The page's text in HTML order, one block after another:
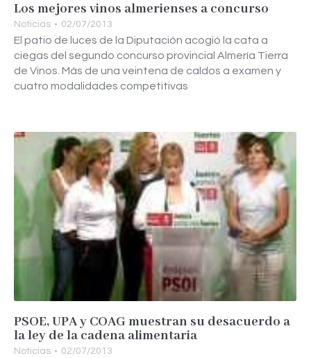
Los mejores vinos almerienses a concurso
Noticias 02/07/2013
El patio de luces de la Diputación acogió la cata a
ciegas del segundo concurso provincial Almería Tierra
de Vinos. Más de una veintena de caldos a examen y
cuatro modalidades competitivas
PSOE, UPA y COAG muestran su desacuerdo a
la ley de la cadena alimentaria
Noticias 02/07/2013